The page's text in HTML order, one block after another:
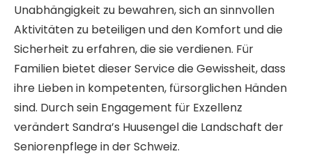
Unabhängigkeit zu bewahren, sich an sinnvollen
Aktivitäten zu beteiligen und den Komfort und die
Sicherheit zu erfahren, die sie verdienen. Für
Familien bietet dieser Service die Gewissheit, dass
ihre Lieben in kompetenten, fürsorglichen Händen
sind. Durch sein Engagement für Exzellenz
verändert Sandra’s Huusengel die Landschaft der
Seniorenpflege in der Schweiz.